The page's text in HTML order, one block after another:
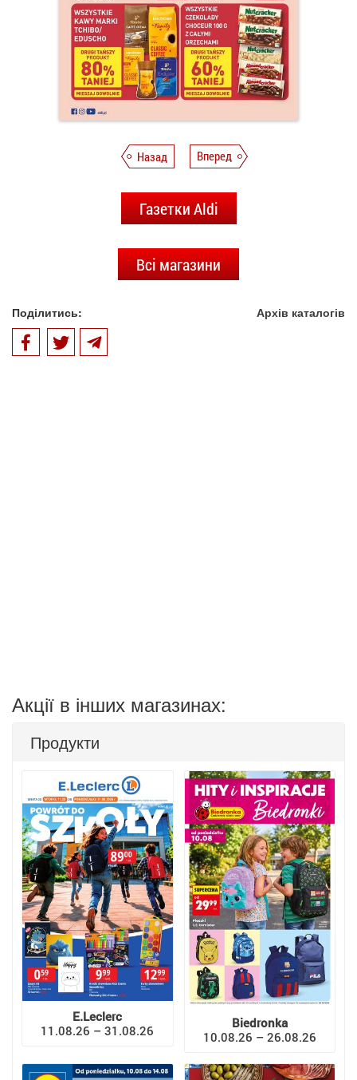
Назад Вперед
Газетки Aldi
Всі магазини
Поділитись: Архів каталогів
Акції в інших магазинах:
Продукти
E.Leclerc
11.08.26 – 31.08.26
Biedronka
10.08.26 – 26.08.26